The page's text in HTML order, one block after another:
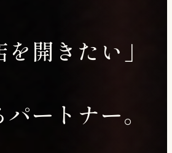
を開きたい」
ートナー。